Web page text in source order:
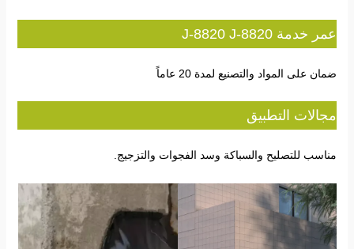
عمر خدمة J-8820 J-8820
ضمان على المواد والتصنيع لمدة 20 عاماً
مجالات التطبيق
مناسب للتصليح والسباكة وسد الفجوات والتزجيج.